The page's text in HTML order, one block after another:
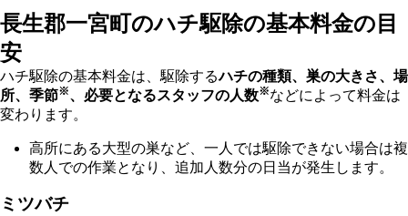
長生郡一宮町のハチ駆除の基本料金の目
安
ハチ駆除の基本料金は、駆除するハチの種類、巣の大きさ、場
所、季節※、必要となるスタッフの人数※などによって料金は
変わります。
高所にある大型の巣など、一人では駆除できない場合は複
数人での作業となり、追加人数分の日当が発生します。
ミツバチ